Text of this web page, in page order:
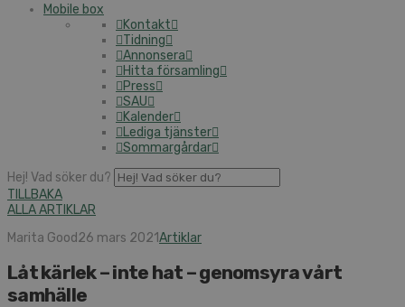
Mobile box
Kontakt
Tidning
Annonsera
Hitta församling
Press
SAU
Kalender
Lediga tjänster
Sommargårdar
Hej! Vad söker du?
TILLBAKA
ALLA ARTIKLAR
Marita Good26 mars 2021Artiklar
Låt kärlek – inte hat – genomsyra vårt
samhälle